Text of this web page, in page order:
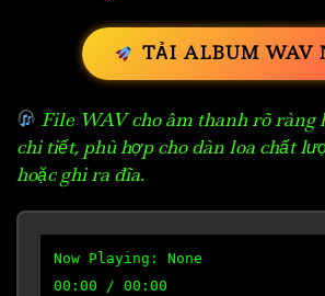
TẢI ALBUM WAV
File WAV cho âm thanh rõ ràng
chi tiết, phù hợp cho dàn loa chất
hoặc ghi ra đĩa.
Now Playing: None
00:00 / 00:00